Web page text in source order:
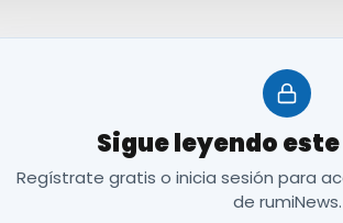
de la Organización
Sigue leyendo
Regístrate gratis o inicia sesión para
de rumiNews.